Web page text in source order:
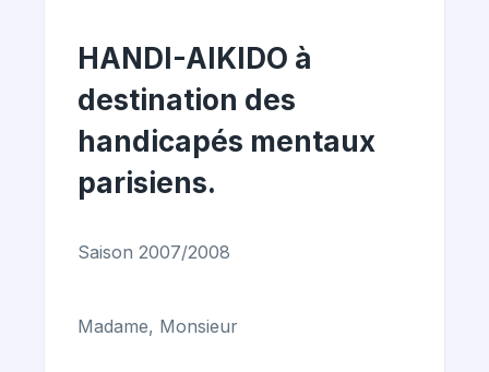
HANDI-AIKIDO à
destination des
handicapés mentaux
parisiens.
Saison 2007/2008
Madame, Monsieur